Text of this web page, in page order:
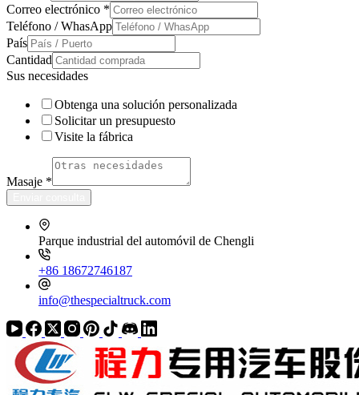
Correo electrónico *
Teléfono / WhasApp
País
Cantidad
Sus necesidades
Obtenga una solución personalizada
Solicitar un presupuesto
Visite la fábrica
Masaje *
Parque industrial del automóvil de Chengli
+86 18672746187
info@thespecialtruck.com